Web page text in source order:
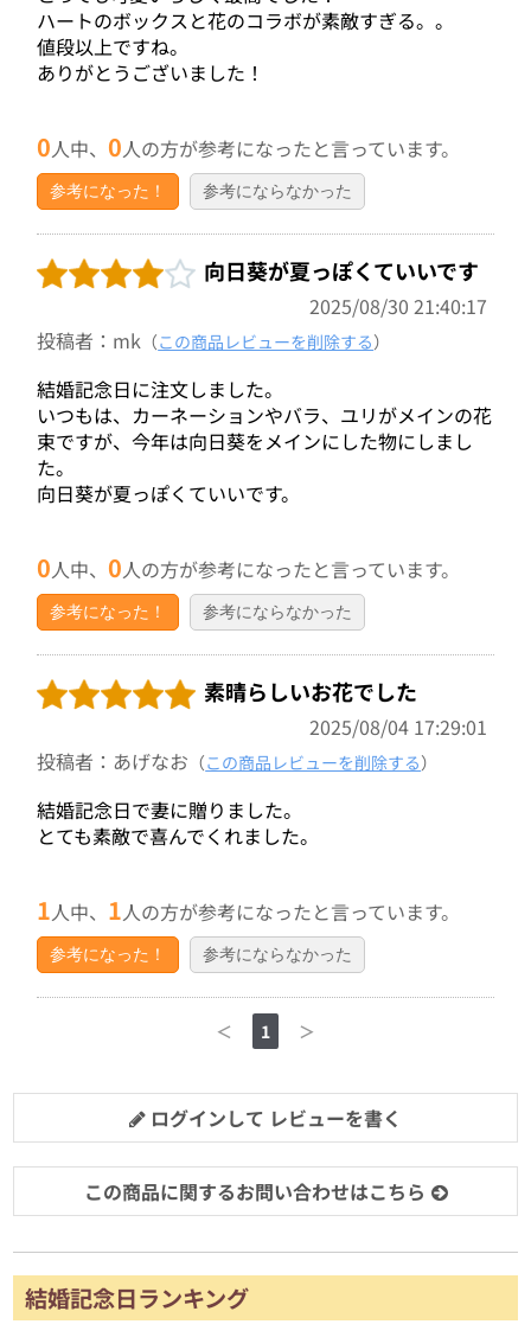
ハートのボックスと花のコラボが素敵すぎる。。
値段以上ですね。
ありがとうございました！
0人中、0人の方が参考になったと言っています。
参考になった！ 参考にならなかった
向日葵が夏っぽくていいです
2025/08/30 21:40:17
投稿者：mk （この商品レビューを削除する）
結婚記念日に注文しました。
いつもは、カーネーションやバラ、ユリがメインの花
束ですが、今年は向日葵をメインにした物にしまし
た。
向日葵が夏っぽくていいです。
0人中、0人の方が参考になったと言っています。
参考になった！ 参考にならなかった
素晴らしいお花でした
2025/08/04 17:29:01
投稿者：あげなお （この商品レビューを削除する）
結婚記念日で妻に贈りました。
とても素敵で喜んでくれました。
1人中、 1人の方が参考になったと言っています。
参考になった！ 参考にならなかった
＜ 1 ＞
ログインして レビューを書く
この商品に関するお問い合わせはこちら
結婚記念日ランキング